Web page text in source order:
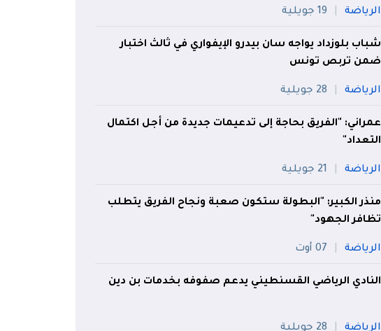
الرياضة 19 جويلية
شباب بلوزداد يواجه سان بيدرو الإيفواري في ثالث اختبار
ضمن تربص تونس
الرياضة 28 جويلية
عمراني: "الفريق بحاجة إلى تدعيمات جديدة من أجل اكتمال
التعداد"
الرياضة 21 جويلية
منذر الكبير: "البطولة ستكون صعبة ونجاح الفريق يتطلب
تظافر الجهود"
الرياضة 07 أوت
النادي الرياضي القسنطيني يدعم صفوفه بخدمات بن دين
الرياضة 28 جويلية